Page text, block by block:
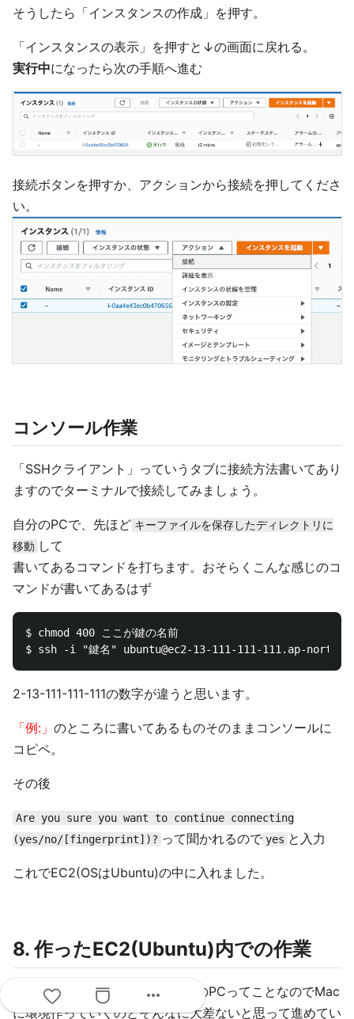
そうしたら「インスタンスの作成」を押す。
「インスタンスの表示」を押すと↓の画面に戻れる。
実行中になったら次の手順へ進む
接続ボタンを押すか、アクションから接続を押してくださ
い。
コンソール作業
「SSHクライアント」っていうタブに接続方法書いてあり
ますのでターミナルで接続してみましょう。
自分のPCで、先ほど キーファイルを保存したディレクトリに
移動 して
書いてあるコマンドを打ちます。おそらくこんな感じのコ
マンドが書いてあるはず
$ chmod 400 ここが鍵の名前
2-13-111-111-111の数字が違うと思います。
「例:」 のところに書いてあるものそのままコンソールに
コピペ。
その後
Are you sure you want to continue connecting
(yes/no/[fingerprint])? って聞かれるので yes と入力
これでEC2(OSはUbuntu)の中に入れました。
8. 作ったEC2(Ubuntu)内での作業
EC2って言っても、ただのLinuxのPCってことなのでMac
に環境作っていくのとそんなに大差ないと思って進めてい
more_horiz